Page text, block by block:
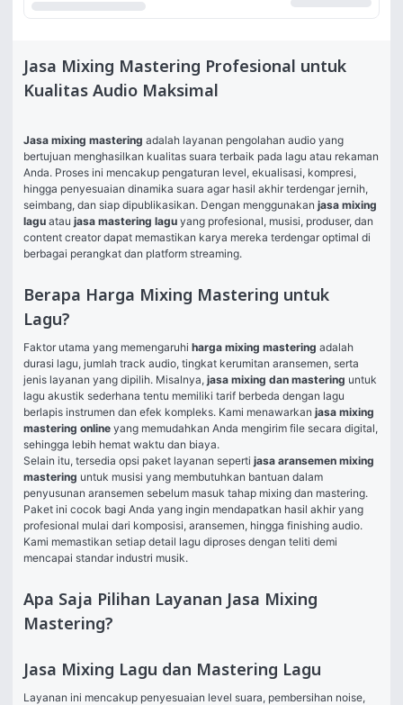
Jasa Mixing Mastering Profesional untuk
Kualitas Audio Maksimal
Jasa mixing mastering adalah layanan pengolahan audio yang
bertujuan menghasilkan kualitas suara terbaik pada lagu atau rekaman
Anda. Proses ini mencakup pengaturan level, ekualisasi, kompresi,
hingga penyesuaian dinamika suara agar hasil akhir terdengar jernih,
seimbang, dan siap dipublikasikan. Dengan menggunakan jasa mixing
lagu atau jasa mastering lagu yang profesional, musisi, produser, dan
content creator dapat memastikan karya mereka terdengar optimal di
berbagai perangkat dan platform streaming.
Berapa Harga Mixing Mastering untuk
Lagu?
Faktor utama yang memengaruhi harga mixing mastering adalah
durasi lagu, jumlah track audio, tingkat kerumitan aransemen, serta
jenis layanan yang dipilih. Misalnya, jasa mixing dan mastering untuk
lagu akustik sederhana tentu memiliki tarif berbeda dengan lagu
berlapis instrumen dan efek kompleks. Kami menawarkan jasa mixing
mastering online yang memudahkan Anda mengirim file secara digital,
sehingga lebih hemat waktu dan biaya.
Selain itu, tersedia opsi paket layanan seperti jasa aransemen mixing
mastering untuk musisi yang membutuhkan bantuan dalam
penyusunan aransemen sebelum masuk tahap mixing dan mastering.
Paket ini cocok bagi Anda yang ingin mendapatkan hasil akhir yang
profesional mulai dari komposisi, aransemen, hingga finishing audio.
Kami memastikan setiap detail lagu diproses dengan teliti demi
mencapai standar industri musik.
Apa Saja Pilihan Layanan Jasa Mixing
Mastering?
Jasa Mixing Lagu dan Mastering Lagu
Layanan ini mencakup penyesuaian level suara, pembersihan noise,